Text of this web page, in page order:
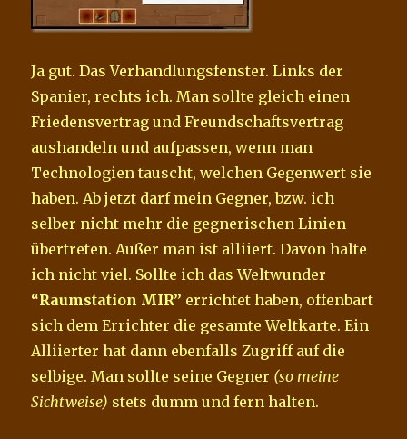
Ja gut. Das Verhandlungsfenster. Links der
Spanier, rechts ich. Man sollte gleich einen
Friedensvertrag und Freundschaftsvertrag
aushandeln und aufpassen, wenn man
Technologien tauscht, welchen Gegenwert sie
haben. Ab jetzt darf mein Gegner, bzw. ich
selber nicht mehr die gegnerischen Linien
übertreten. Außer man ist alliiert. Davon halte
ich nicht viel. Sollte ich das Weltwunder
“Raumstation MIR” errichtet haben, offenbart
sich dem Errichter die gesamte Weltkarte. Ein
Alliierter hat dann ebenfalls Zugriff auf die
selbige. Man sollte seine Gegner (so meine
Sichtweise) stets dumm und fern halten.